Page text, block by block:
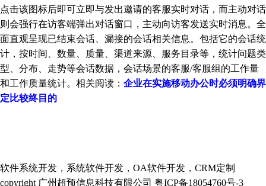
点击该图标后即可立即与发出邀请的客服实时对话，而主动对话
则会强行在访客端弹出对话窗口，主动向访客发送实时消息。全
面直观呈现已结束会话、漏接的会话相关信息。包括它的会话统
计，按时间、数量、质量、渠道来源、服务目录等，统计问题类
型、分布、走势等会话数据，会话场景的客服/客服组的工作量
和工作质量统计。相关阅读： 企业在实施移动办公时必须明确界
定比较终目的
软件系统开发，系统软件开发，OA软件开发，CRM定制
copyright 广州超预信息科技有限公司 粤ICP备18054760号-3